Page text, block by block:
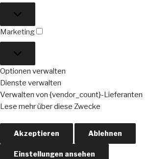
Marketing
Optionen verwalten
Dienste verwalten
Verwalten von {vendor_count}-Lieferanten
Lese mehr über diese Zwecke
Akzeptieren Ablehnen
Einstellungen ansehen